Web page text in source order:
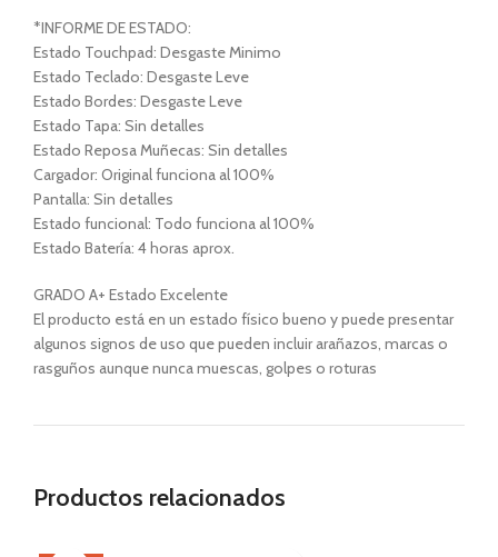
*INFORME DE ESTADO:
Estado Touchpad: Desgaste Minimo
Estado Teclado: Desgaste Leve
Estado Bordes: Desgaste Leve
Estado Tapa: Sin detalles
Estado Reposa Muñecas: Sin detalles
Cargador: Original funciona al 100%
Pantalla: Sin detalles
Estado funcional: Todo funciona al 100%
Estado Batería: 4 horas aprox.
GRADO A+ Estado Excelente
El producto está en un estado físico bueno y puede presentar
algunos signos de uso que pueden incluir arañazos, marcas o
rasguños aunque nunca muescas, golpes o roturas
Productos relacionados